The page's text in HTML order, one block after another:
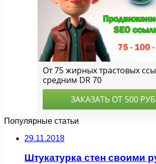
Популярные статьи
29.11.2018
Штукатурка стен своими